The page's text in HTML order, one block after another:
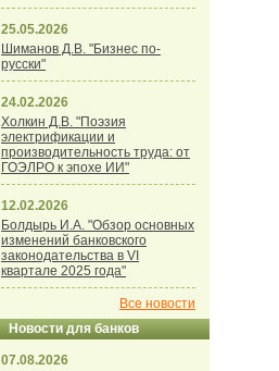
25.05.2026
Шиманов Д.В. "Бизнес по-
русски"
24.02.2026
Холкин Д.В. "Поэзия
электрификации и
производительность труда: от
ГОЭЛРО к эпохе ИИ"
12.02.2026
Болдырь И.А. "Обзор основных
изменений банковского
законодательства в VI
квартале 2025 года"
Все новости
Новости для банков
07.08.2026